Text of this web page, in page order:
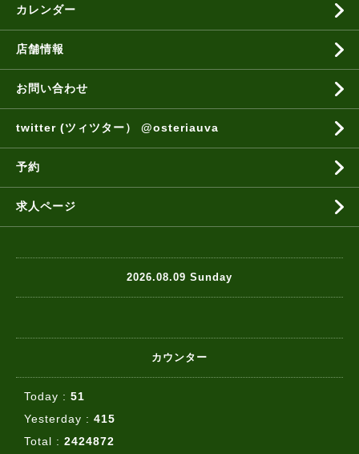
カレンダー
店舗情報
お問い合わせ
twitter (ツィツター） @osteriauva
予約
求人ページ
2026.08.09 Sunday
カウンター
Today : 51
Yesterday : 415
Total : 2424872